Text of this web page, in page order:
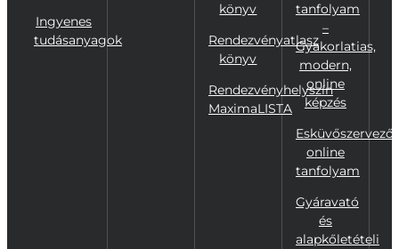
Ingyenes
tudásanyagok
könyv
Rendezvényatlasz
könyv
Rendezvényhelyszín
MaximaLISTA
tanfolyam
–
Gyakorlatias,
modern,
online
képzés
Esküvőszervező
online
tanfolyam
Gyáravató
és
alapkőletételi